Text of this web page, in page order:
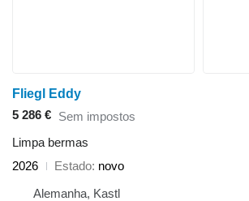
Fliegl Eddy
5 286 € Sem impostos
Limpa bermas
2026
Estado novo
Alemanha, Kastl